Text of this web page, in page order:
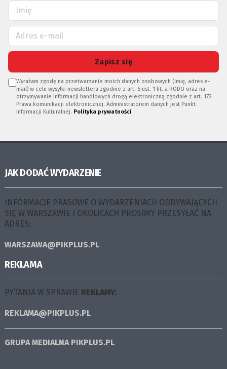
Zapisz się
Wyrażam zgodę na przetwarzanie moich danych osobowych (imię, adres e-
mail) w celu wysyłki newslettera zgodnie z art. 6 ust. 1 lit. a RODO oraz na
otrzymywanie informacji handlowych drogą elektroniczną zgodnie z art. 172
Prawa komunikacji elektronicznej. Administratorem danych jest Punkt
Informacji Kulturalnej. Polityka prywatności.
JAK DODAĆ WYDARZENIE
INFORMACJE PRASOWE O WYDARZENIACH ODBYWAJĄCYCH
SIĘ W WARSZAWIE I OKOLICACH PROSIMY PRZESYŁAĆ NA
ADRES:
WARSZAWA@PIKPLUS.PL
REKLAMA
PYTANIA W SPRAWIE REKLAMY:
REKLAMA@PIKPLUS.PL
GRUPA MEDIALNA PIKPLUS.PL